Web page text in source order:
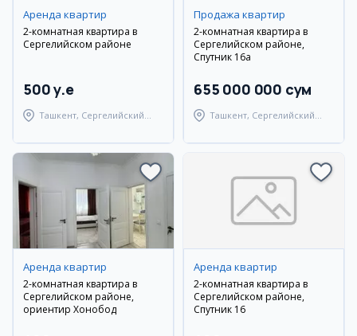
Аренда квартир
2-комнатная квартира в
Сергелийском районе
500 y.e
Ташкент, Сергелийский
Продажа квартир
2-комнатная квартира в
Сергелийском районе,
Спутник 16а
655 000 000 сум
Ташкент, Сергелийский
Аренда квартир
2-комнатная квартира в
Сергелийском районе,
ориентир Хонобод
Аренда квартир
2-комнатная квартира в
Сергелийском районе,
Спутник 16